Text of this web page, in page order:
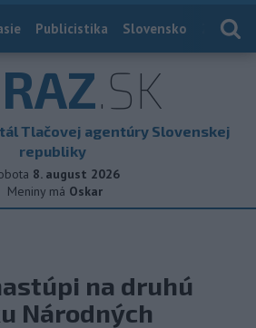
Publicistika Slovensko
.SK
Tlačovej agentúry Slovenskej
republiky
8. august 2026
Meniny má Oskar
na druhú
Národných